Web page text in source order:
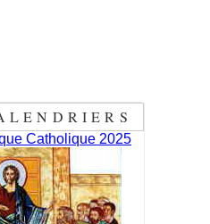
Catholique 2025